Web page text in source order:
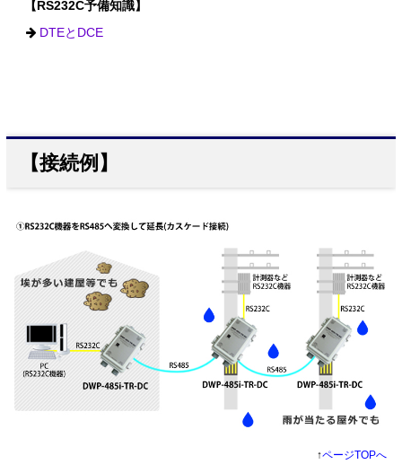
【RS232C予備知識】
DTEとDCE
【接続例】
↑ページTOPへ